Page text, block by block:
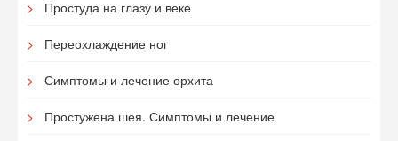
Простуда на глазу и веке
Переохлаждение ног
Симптомы и лечение орхита
Простужена шея. Симптомы и лечение